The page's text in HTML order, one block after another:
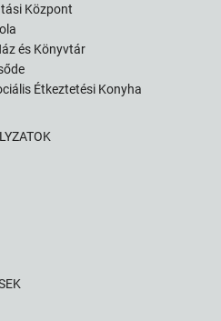
Központ
és Könyvtár
Étkeztetési Konyha